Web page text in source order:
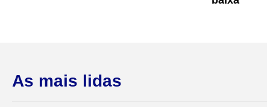
As mais lidas